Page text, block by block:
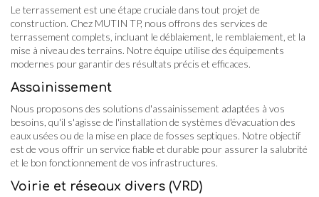
Le terrassement est une étape cruciale dans tout projet de
construction. Chez MUTIN TP, nous offrons des services de
terrassement complets, incluant le déblaiement, le remblaiement, et la
mise à niveau des terrains. Notre équipe utilise des équipements
modernes pour garantir des résultats précis et efficaces.
Assainissement
Nous proposons des solutions d'assainissement adaptées à vos
besoins, qu'il s'agisse de l'installation de systèmes d'évacuation des
eaux usées ou de la mise en place de fosses septiques. Notre objectif
est de vous offrir un service fiable et durable pour assurer la salubrité
et le bon fonctionnement de vos infrastructures.
Voirie et réseaux divers (VRD)